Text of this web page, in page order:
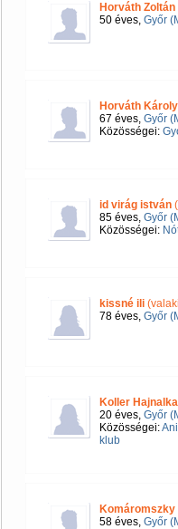
Horváth Zoltán
50 éves, Győr
Horváth Károly
67 éves, Győr
Közösségei:
id virág istván
85 éves, Győr
Közösségei:
kissné ili
78 éves, Győr
Koller Hajnalka
20 éves, Győr
Közösségei:
klub
58 éves, Győr